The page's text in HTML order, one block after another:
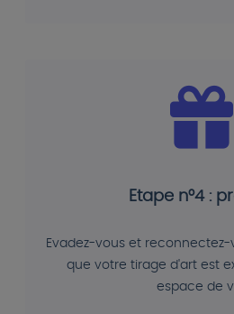
Etape n°4 :
Evadez-vous et
que votre tirage d'art est
espace de